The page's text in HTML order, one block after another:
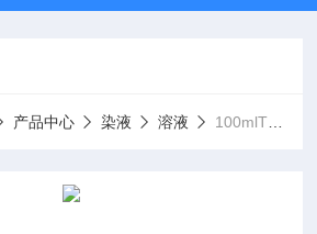
产品中心 染液 溶液 100mlTMK缓冲液